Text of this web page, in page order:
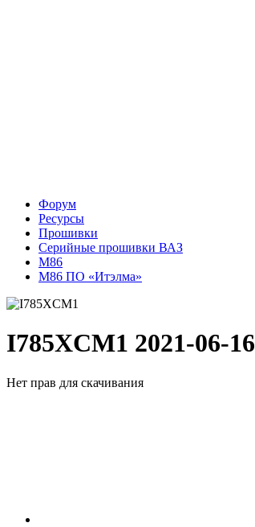
Форум
Ресурсы
Прошивки
Серийные прошивки ВАЗ
M86
М86 ПО «Итэлма»
I785XCM1 2021-06-16
Нет прав для скачивания